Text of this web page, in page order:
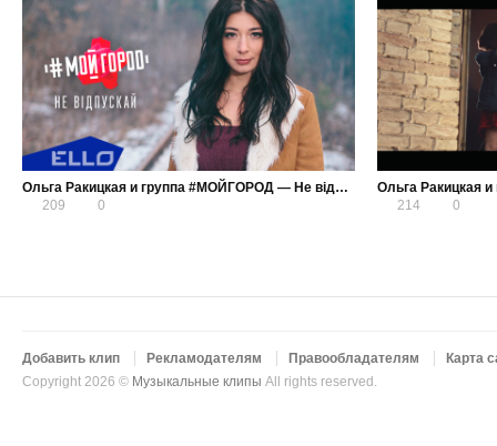
Ольга Ракицкая и группа #МОЙГОРОД — Не відпускай
209
0 214 0
Добавить клип Рекламодателям Правообладателям
Карта
Copyright 2026 © Музыкальные клипы All rights reserved.